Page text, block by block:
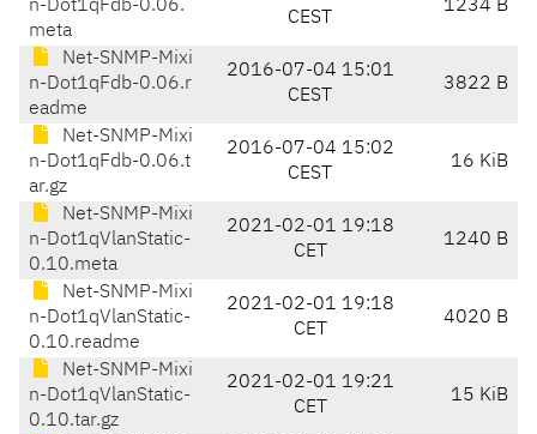
n-Dot1qFdb-0.06.
meta
CEST
1234 B
Net-SNMP-Mixi
n-Dot1qFdb-0.06.r
eadme
2016-07-04 15:01
CEST
3822 B
Net-SNMP-Mixi
n-Dot1qFdb-0.06.t
ar.gz
2016-07-04 15:02
CEST
16 KiB
Net-SNMP-Mixi
n-Dot1qVlanStatic-
0.10.meta
2021-02-01 19:18
CET
1240 B
Net-SNMP-Mixi
n-Dot1qVlanStatic-
0.10.readme
2021-02-01 19:18
CET
4020 B
Net-SNMP-Mixi
n-Dot1qVlanStatic-
0.10.tar.gz
2021-02-01 19:21
CET
15 KiB